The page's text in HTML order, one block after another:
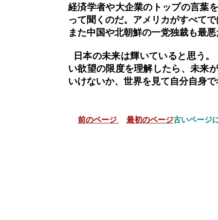
経済学者や大企業のトップの言葉
って聞くのだ。アメリカがすべて
また中国や北朝鮮の一党独裁も最
日本の未来は輝いていると思う
い欲望の限度を理解したら、未来
いけないか、世界を見て自分自身
前のページ 最初のページ古いページ